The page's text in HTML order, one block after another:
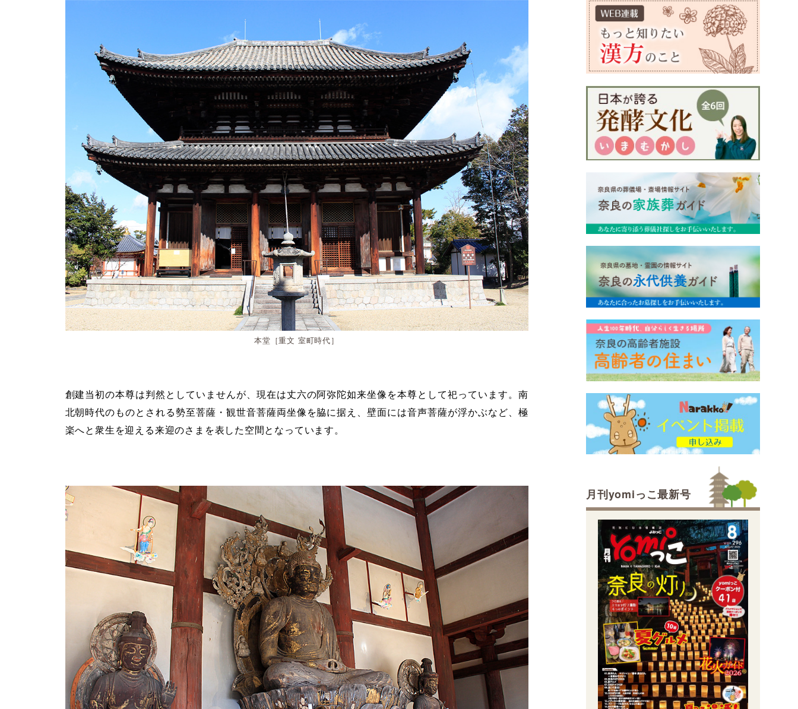
本堂［重文 室町時代］
創建当初の本尊は判然としていませんが、現在は丈六の阿弥陀如来坐像を本尊として祀っています。南
北朝時代のものとされる勢至菩薩・観世音菩薩両坐像を脇に据え、壁面には音声菩薩が浮かぶなど、極
楽へと衆生を迎える来迎のさまを表した空間となっています。
月刊yomiっこ最新号